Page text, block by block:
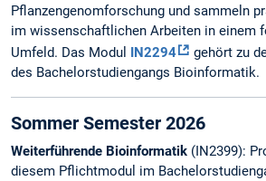
Pflanzengenomforschung und sammeln
im wissenschaftlichen Arbeiten in einem
Umfeld. Das Modul IN2294
gehört zu
des Bachelorstudiengangs Bioinformatik.
Sommer Semester 2026
Weiterführende Bioinformatik (IN2399):
diesem Pflichtmodul im